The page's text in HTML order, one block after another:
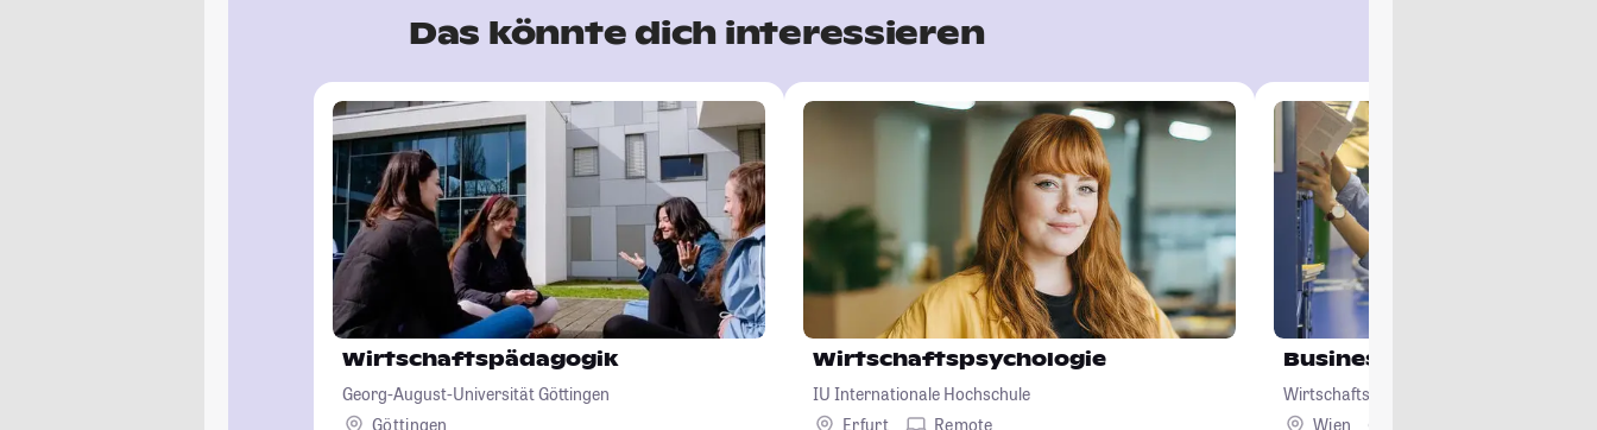
Das könnte dich interessieren
Wirtschaftspädagogik
Georg-August-Universität Göttingen
Göttingen
Wirtschaftspsychologie
IU Internationale Hochschule
Erfurt
Remote
Business and Economics
Wirtschaftsuniversität Wien
Wien